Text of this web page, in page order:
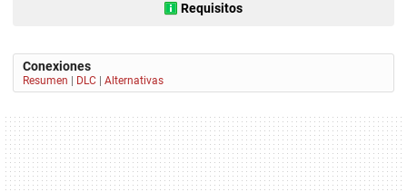
Requisitos
Conexiones
Resumen DLC Alternativas